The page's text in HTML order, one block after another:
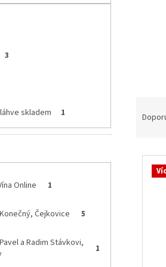
3
skladem 1
Online 1
Čejkovice 5
a Radim Stávkovi,
1
nV